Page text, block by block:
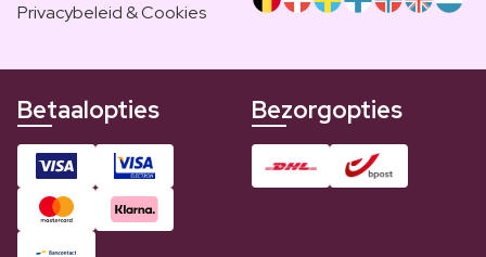
Privacybeleid & Cookies
Betaalopties Bezorgopties